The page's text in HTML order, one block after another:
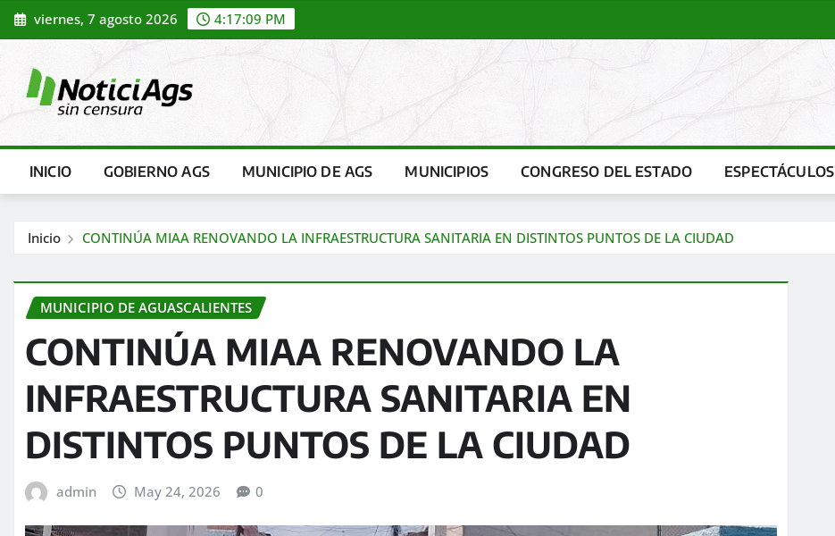
Saltar
al
viernes, 7 agosto 2026 4:17:11 PM
INICIO GOBIERNO AGS MUNICIPIO DE AGS MUNICIPIOS CONGRESO DEL ESTADO ESPECTÁCULOS
Inicio CONTINÚA MIAA RENOVANDO LA INFRAESTRUCTURA SANITARIA EN DISTINTOS PUNTOS DE LA CIUDAD
MUNICIPIO DE AGUASCALIENTES
CONTINÚA MIAA RENOVANDO LA
INFRAESTRUCTURA SANITARIA EN
DISTINTOS PUNTOS DE LA CIUDAD
admin May 24, 2026 0